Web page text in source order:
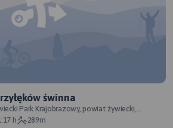
świnna
Park Krajobrazowy, powiat żywiecki,
h 289m